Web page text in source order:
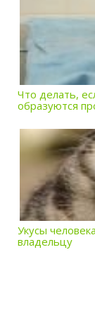
Что делать,
образуются
Укусы
владельцу